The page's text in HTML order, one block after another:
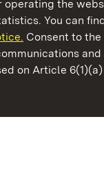
the
You can
Consent to
on Article 6(1)(a)
of Baden-